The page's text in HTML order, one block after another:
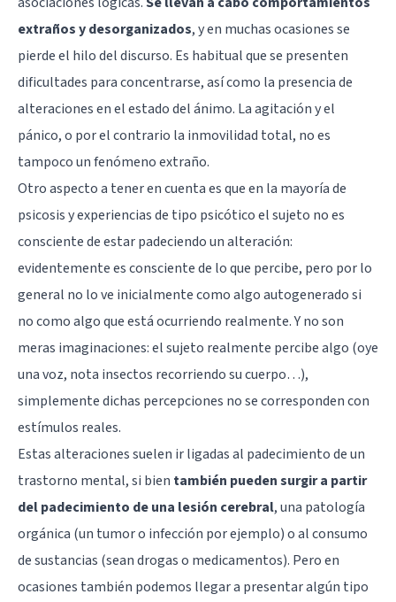
extraños y desorganizados, y en muchas ocasiones se
pierde el hilo del discurso. Es habitual que se presenten
dificultades para concentrarse, así como la presencia de
alteraciones en el estado del ánimo. La agitación y el
pánico, o por el contrario la inmovilidad total, no es
tampoco un fenómeno extraño.
Otro aspecto a tener en cuenta es que en la mayoría de
psicosis y experiencias de tipo psicótico el sujeto no es
consciente de estar padeciendo un alteración:
evidentemente es consciente de lo que percibe, pero por lo
general no lo ve inicialmente como algo autogenerado si
no como algo que está ocurriendo realmente. Y no son
meras imaginaciones: el sujeto realmente percibe algo (oye
una voz, nota insectos recorriendo su cuerpo…),
simplemente dichas percepciones no se corresponden con
estímulos reales.
Estas alteraciones suelen ir ligadas al padecimiento de un
trastorno mental, si bien también pueden surgir a partir
del padecimiento de una lesión cerebral, una patología
orgánica (un tumor o infección por ejemplo) o al consumo
de sustancias (sean drogas o medicamentos). Pero en
ocasiones también podemos llegar a presentar algún tipo